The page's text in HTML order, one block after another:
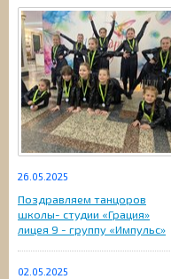
26.05.2025
Поздравляем танцоров
школы- студии «Грация»
лицея 9 - группу «Импульс»
02.05.2025